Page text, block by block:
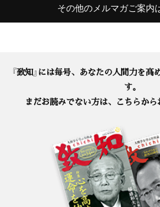
その他のメルマガご案内
『致知』には毎号、あなたの人間力を
す。
まだお読みでない方は、こちらから